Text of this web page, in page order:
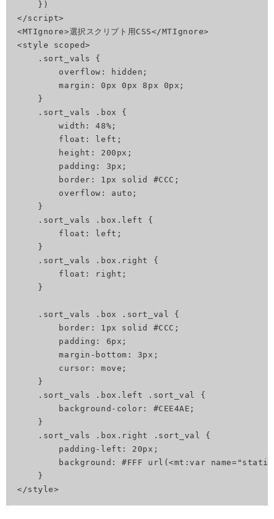
    })
</script>
<MTIgnore>選択スクリプト用CSS</MTIgnore>
<style scoped>
    .sort_vals {
        overflow: hidden;
        margin: 0px 0px 8px 0px;
    }
    .sort_vals .box {
        width: 48%;
        float: left;
        height: 200px;
        padding: 3px;
        border: 1px solid #CCC;
        overflow: auto;
    }
    .sort_vals .box.left {
        float: left;
    }
    .sort_vals .box.right {
        float: right;
    }
    .sort_vals .box .sort_val {
        border: 1px solid #CCC;
        padding: 6px;
        margin-bottom: 3px;
        cursor: move;
    }
    .sort_vals .box.left .sort_val {
        background-color: #CEE4AE;
    }
    .sort_vals .box.right .sort_val {
        padding-left: 20px;
background: #FFF url(<mt:var
    }
</style>